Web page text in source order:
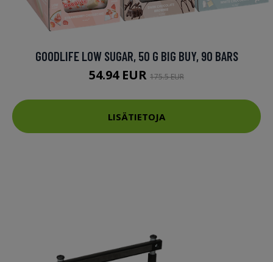
GOODLIFE LOW SUGAR, 50 G BIG BUY, 90 BARS
54.94 EUR 175.5 EUR
LISÄTIETOJA